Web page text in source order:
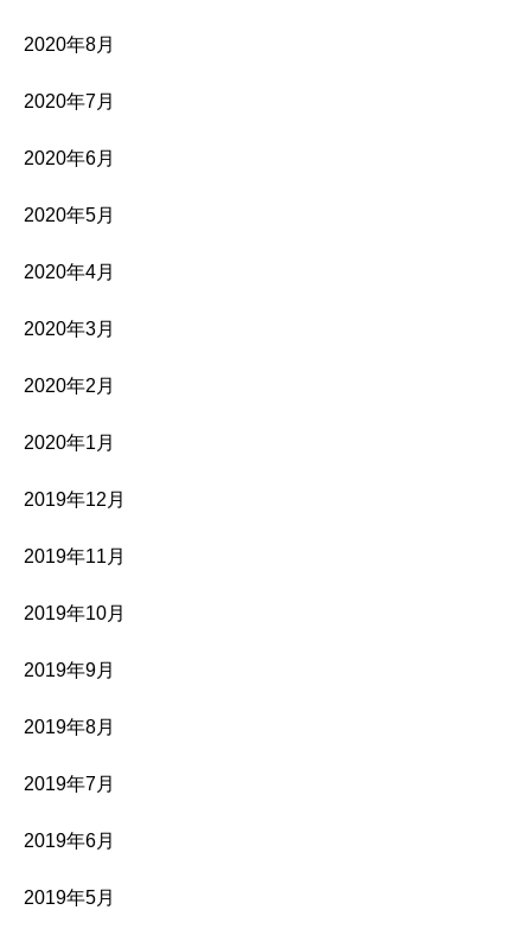
2020年8月
2020年7月
2020年6月
2020年5月
2020年4月
2020年3月
2020年2月
2020年1月
2019年12月
2019年11月
2019年10月
2019年9月
2019年8月
2019年7月
2019年6月
2019年5月